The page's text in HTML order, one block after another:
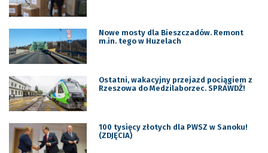
Nowe mosty dla Bieszczadów. Remont
m.in. tego w Huzelach
Ostatni, wakacyjny przejazd pociągiem z
Rzeszowa do Medzilaborzec. SPRAWDŹ!
100 tysięcy złotych dla PWSZ w Sanoku!
(ZDJĘCIA)